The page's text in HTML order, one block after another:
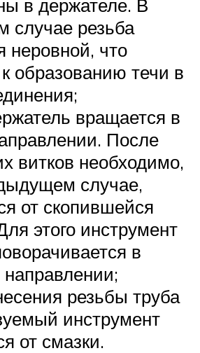
в держателе. В
случае резьба
неровной, что
образованию течи в
вращается в
После
витков необходимо,
случае,
от скопившейся
этого инструмент
в
резьбы труба
инструмент
от смазки.